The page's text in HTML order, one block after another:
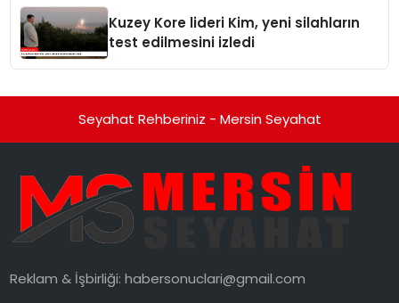
Kuzey Kore lideri Kim, yeni silahların
test edilmesini izledi
Seyahat Rehberiniz - Mersin Seyahat
Reklam & İşbirliği:habersonuclari@gmail.com